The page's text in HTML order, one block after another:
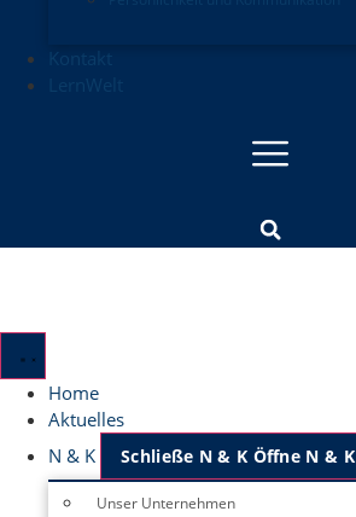
Kontakt
Home
Aktuelles
N & K
Schließe N & K Öffne N & K
Unser Unternehmen